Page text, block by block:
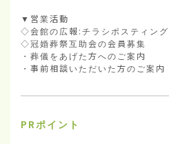
▼営業活動
◇会館の広報:チラシポスティング
◇冠婚葬祭互助会の会員募集
・葬儀をあげた方へのご案内
・事前相談いただいた方のご案内
PRポイント